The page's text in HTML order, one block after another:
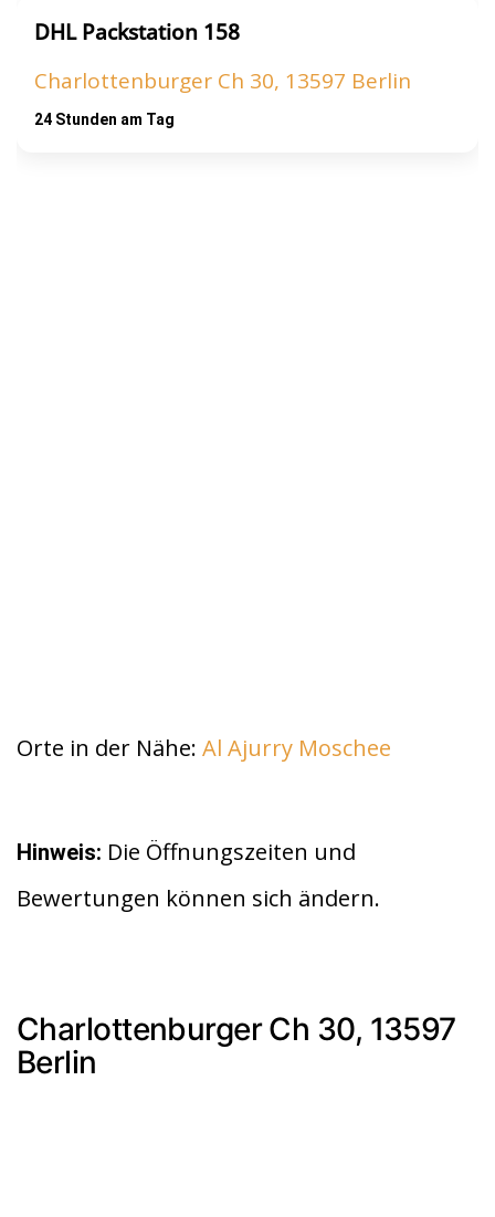
DHL Packstation 158
Charlottenburger Ch 30, 13597 Berlin
24 Stunden am Tag
Orte in der Nähe: Al Ajurry Moschee
Hinweis: Die Öffnungszeiten und
Bewertungen können sich ändern.
Charlottenburger Ch 30, 13597
Berlin